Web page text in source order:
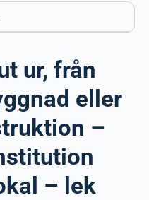
ur, från
eller
–
– lek